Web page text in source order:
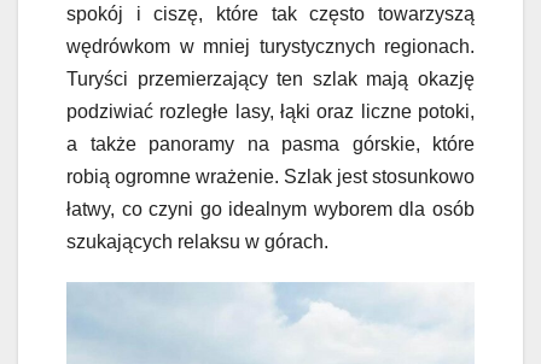
spokój i ciszę, które tak często towarzyszą
wędrówkom w mniej turystycznych regionach.
Turyści przemierzający ten szlak mają okazję
podziwiać rozległe lasy, łąki oraz liczne potoki,
a także panoramy na pasma górskie, które
robią ogromne wrażenie. Szlak jest stosunkowo
łatwy, co czyni go idealnym wyborem dla osób
szukających relaksu w górach.